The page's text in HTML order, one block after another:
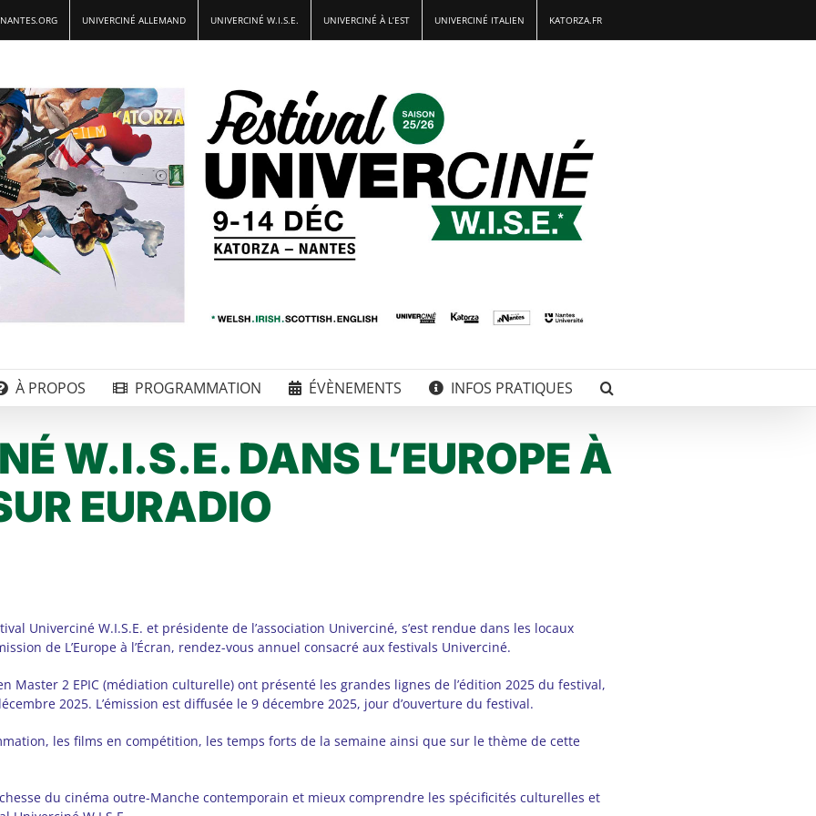
UNIVERCINÉ ALLEMAND UNIVERCINÉ W.I.S.E. UNIVERCINÉ À L’EST UNIVERCINÉ ITALIEN KATORZA.FR
À PROPOS PROGRAMMATION ÉVÈNEMENTS INFOS PRATIQUES
W.I.S.E. DANS L’EUROPE À
EURADIO
Univerciné W.I.S.E. et présidente de l’association Univerciné, s’est rendue dans les locaux
de L’Europe à l’Écran, rendez-vous annuel consacré aux festivals Univerciné.
Master 2 EPIC (médiation culturelle) ont présenté les grandes lignes de l’édition 2025 du festival,
2025. L’émission est diffusée le 9 décembre 2025, jour d’ouverture du festival.
les films en compétition, les temps forts de la semaine ainsi que sur le thème de cette
du cinéma outre-Manche contemporain et mieux comprendre les spécificités culturelles et